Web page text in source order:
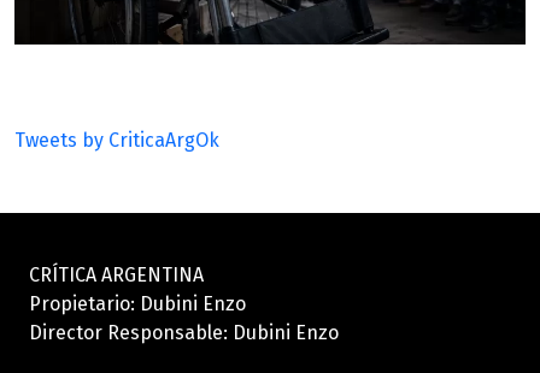
Tweets by CriticaArgOk
CRÍTICA ARGENTINA
Propietario: Dubini Enzo
Director Responsable: Dubini Enzo